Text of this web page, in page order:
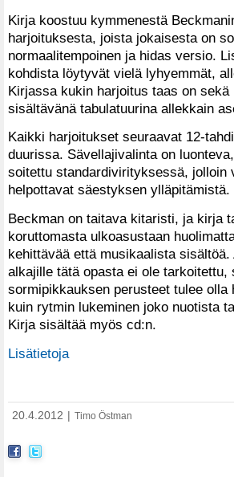
Kirja koostuu kymmenestä
harjoituksesta, joista jokaisesta on
normaalitempoinen ja hidas versio.
kohdista löytyvät vielä lyhyemmät,
Kirjassa kukin harjoitus taas on
sisältävänä tabulatuurina allekkain
Kaikki harjoitukset seuraavat 12-
duurissa. Sävellajivalinta on
soitettu standardivirityksessä, jolloin
helpottavat säestyksen ylläpitämistä.
Beckman on taitava kitaristi, ja kirja
koruttomasta ulkoasustaan
kehittävää että musikaalista sisältöä.
alkajille tätä opasta ei ole tarkoitettu,
sormipikkauksen perusteet tulee olla
kuin rytmin lukeminen joko nuotista
Kirja sisältää myös cd:n.
Lisätietoja
20.4.2012 Timo Östman